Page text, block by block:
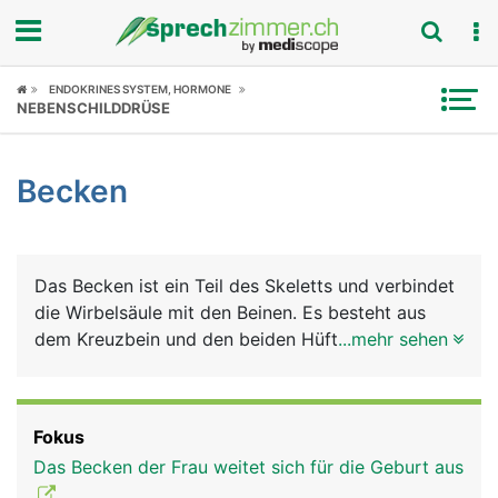
Fokus
Symptome
News
Rubriken
ENDOKRINES SYSTEM, HORMONE
NEBENSCHILDDRÜSE
Becken
Das Becken ist ein Teil des Skeletts und verbindet
die Wirbelsäule mit den Beinen. Es besteht aus
dem Kreuzbein und den beiden Hüftbeinen mit
oder Beckengürtel bezeichnet. Über diesen festen
und stabilen Ring wird das Körpergewicht
...mehr sehen
Fokus
Das Becken der Frau weitet sich für die Geburt aus